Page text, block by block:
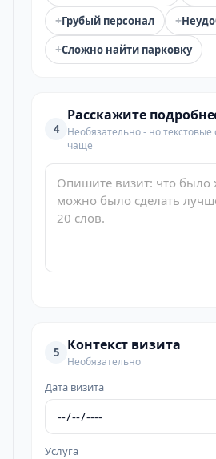
+Грубый персонал +
+Сложно найти парковку
4
Расскажите
Необязательно - но
чаще
5 Контекст визита
Необязательно
Дата визита
Услуга